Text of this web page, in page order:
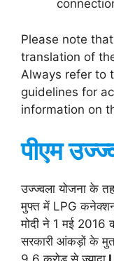
Please note
translation of
Always refer to
guidelines for
information on
पीएम
उज्ज्वला योजना के
मुफ्त में LPG कनेक्शन
मोदी ने 1 मई 2016
सरकारी आंकड़ों के